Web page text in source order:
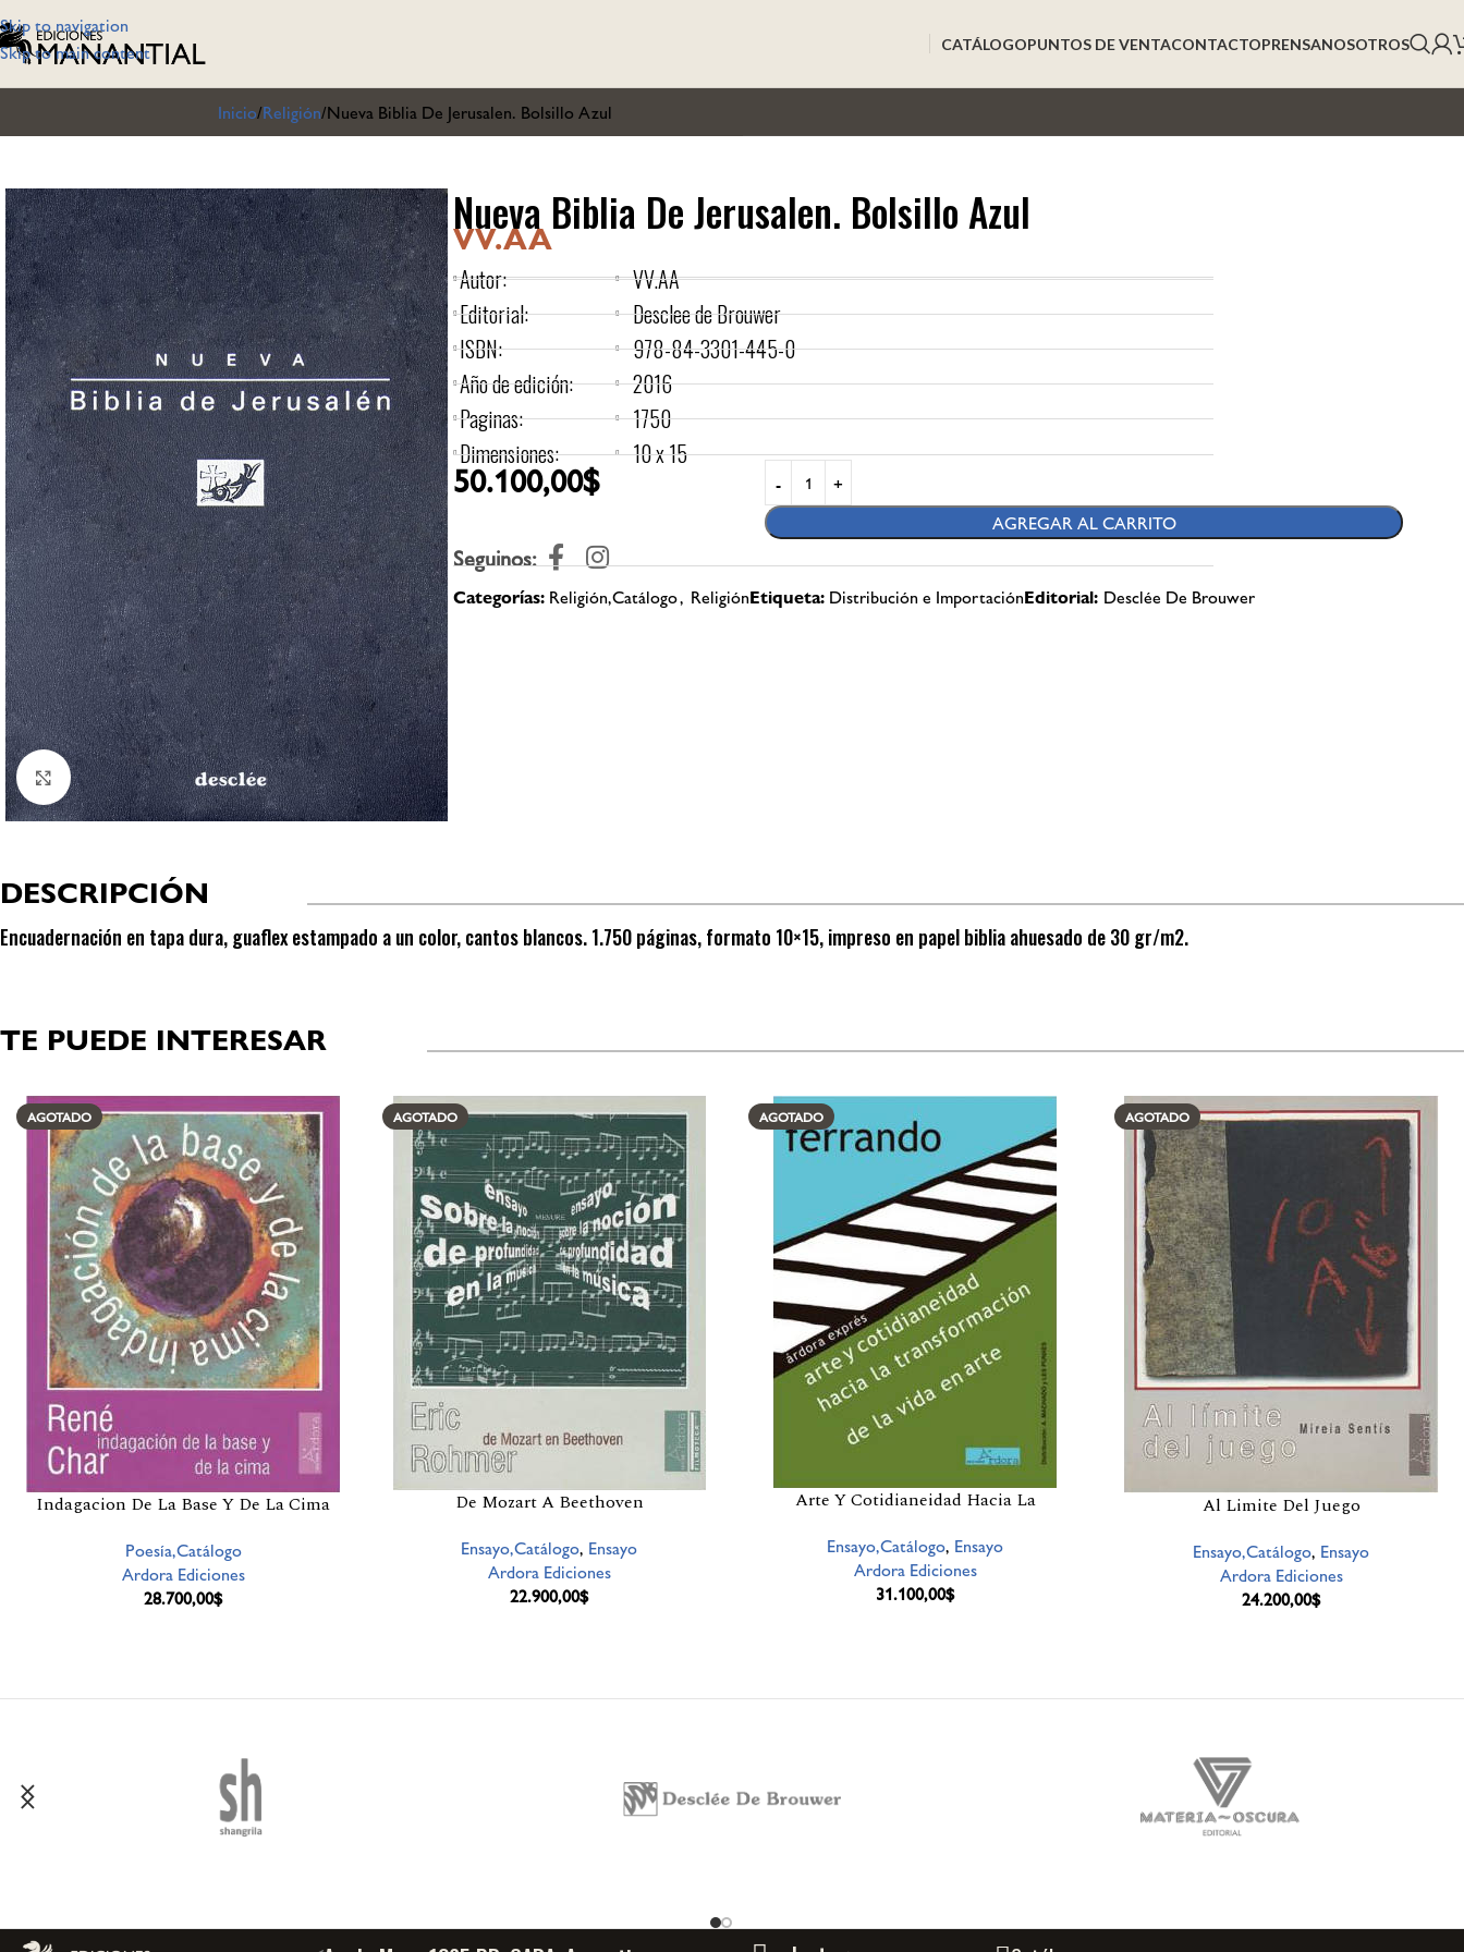
Skip to navigation
Skip to main content
CATÁLOGOPUNTOS DE VENTACONTACTOPRENSANOSOTROS
Inicio Religión Nueva Biblia De Jerusalen. Bolsillo Azul
Click to enlarge
Nueva Biblia De Jerusalen. Bolsillo Azul
VV.AA
Autor:
Editorial:
ISBN:
Año de edición:
Paginas:
Dimensiones:
VV.AA
Desclee de Brouwer
978-84-3301-445-0
2016
1750
10 x 15
50.100,00$
AGREGAR AL CARRITO
Seguinos:
Categorías: Religión,Catálogo, ReligiónEtiqueta: Distribución e ImportaciónEditorial: Desclée De Brouwer
DESCRIPCIÓN
Encuadernación en tapa dura, guaflex estampado a un color, cantos blancos. 1.750 páginas, formato 10×15, impreso en papel biblia ahuesado de 30 gr/m2.
TE PUEDE INTERESAR
Productos relacionados
AGOTADO
Indagacion De La Base Y De La Cima
Poesía,Catálogo
Ardora Ediciones
28.700,00$
AGOTADO
De Mozart A Beethoven
Ensayo,Catálogo, Ensayo
Ardora Ediciones
22.900,00$
AGOTADO
Arte Y Cotidianeidad Hacia La
Ensayo,Catálogo, Ensayo
Ardora Ediciones
31.100,00$
AGOTADO
Al Limite Del Juego
Ensayo,Catálogo, Ensayo
Ardora Ediciones
24.200,00$